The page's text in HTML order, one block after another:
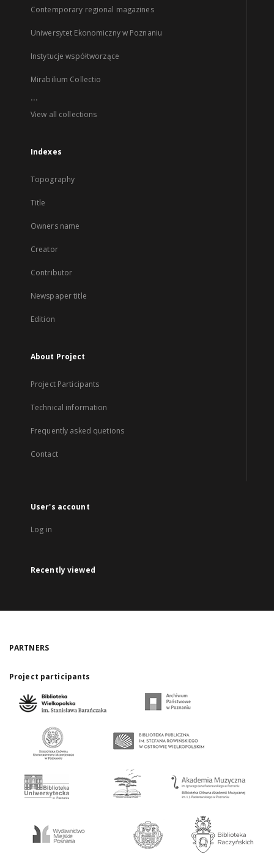
Contemporary regional magazines
Uniwersytet Ekonomiczny w Poznaniu
Instytucje współtworzące
Mirabilium Collectio
...
View all collections
Indexes
Topography
Title
Owners name
Creator
Contributor
Newspaper title
Edition
About Project
Project Participants
Technical information
Frequently asked quetions
Contact
User's account
Log in
Recently viewed
PARTNERS
Project participants